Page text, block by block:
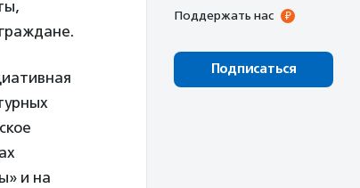
и на
Поддержать нас
Подписаться